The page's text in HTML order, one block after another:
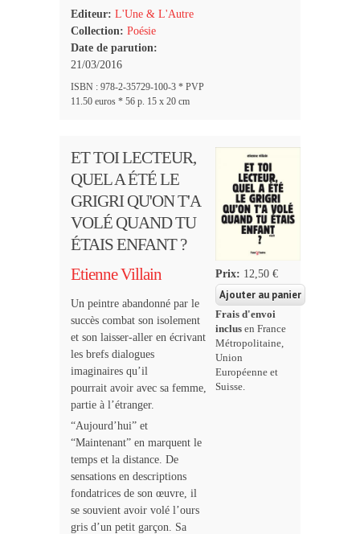
Editeur: L'Une & L'Autre
Collection: Poésie
Date de parution:
21/03/2016
ISBN : 978-2-35729-100-3 * PVP
11.50 euros * 56 p. 15 x 20 cm
ET TOI LECTEUR,
QUEL A ÉTÉ LE
GRIGRI QU'ON T'A
VOLÉ QUAND TU
ÉTAIS ENFANT ?
Etienne Villain
Un peintre abandonné par le
succès combat son isolement
et son laisser-aller en écrivant
les brefs dialogues
imaginaires qu’il
pourrait avoir avec sa femme,
partie à l’étranger.
“Aujourd’hui” et
“Maintenant” en marquent le
temps et la distance. De
sensations en descriptions
fondatrices de son œuvre, il
se souvient avoir volé l’ours
gris d’un petit garçon. Sa
Prix: 12,50 €
Frais d'envoi
inclus en France
Métropolitaine,
Union
Européenne et
Suisse.